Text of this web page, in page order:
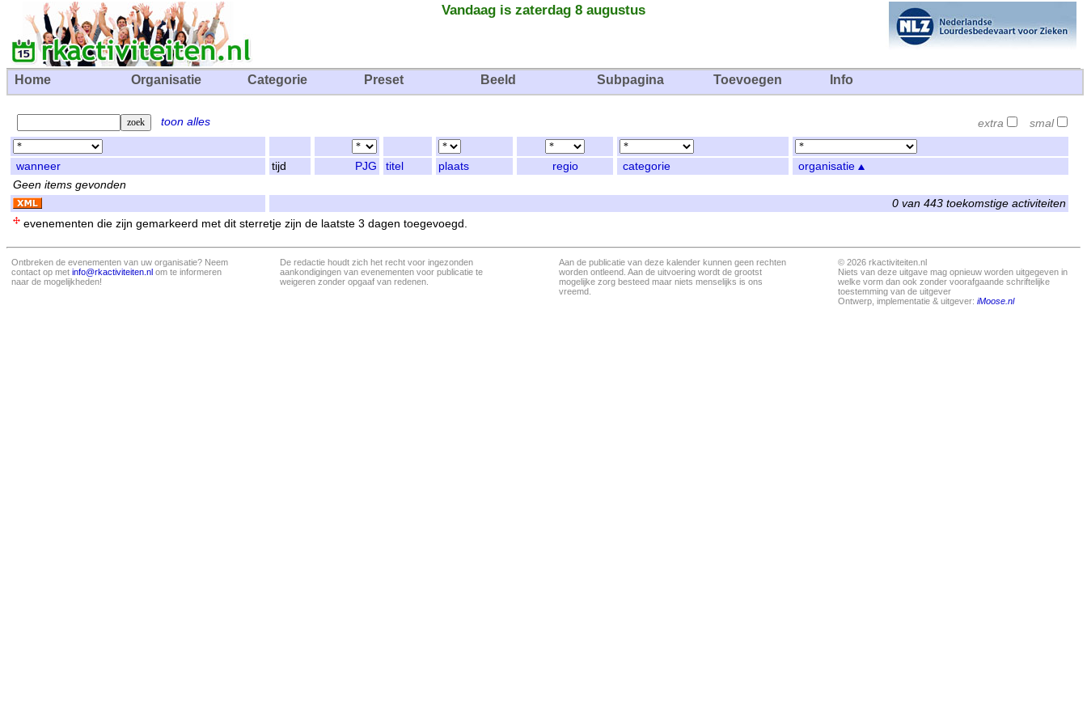
Vandaag is zaterdag 8 augustus
Home Organisatie Categorie Preset Beeld Subpagina Toevoegen Info
toon alles extra smal
wanneer tijd PJG titel plaats regio categorie
organisatie
Geen items gevonden
0 van 443 toekomstige activiteiten
evenementen die zijn gemarkeerd met dit sterretje zijn de laatste 3 dagen toegevoegd.
Ontbreken de evenementen van uw organisatie? Neem
contact op met info@rkactiviteiten.nl om te informeren
naar de mogelijkheden!
De redactie houdt zich het recht voor ingezonden
aankondigingen van evenementen voor publicatie te
weigeren zonder opgaaf van redenen.
Aan de publicatie van deze kalender kunnen geen rechten
worden ontleend. Aan de uitvoering wordt de grootst
mogelijke zorg besteed maar niets menselijks is ons
vreemd.
© 2026 rkactiviteiten.nl
Niets van deze uitgave mag opnieuw worden uitgegeven in
welke vorm dan ook zonder voorafgaande schriftelijke
toestemming van de uitgever
Ontwerp, implementatie & uitgever: iMoose.nl